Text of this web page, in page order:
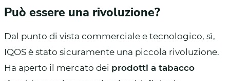
Può essere una rivoluzione?
Dal punto di vista commerciale e tecnologico, sì,
IQOS è stato sicuramente una piccola rivoluzione.
Ha aperto il mercato dei prodotti a tabacco